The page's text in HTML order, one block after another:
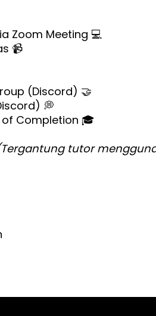
Zoom Meeting 💻
📹
(Discord) 🤝
💭
Completion 🎓
tutor